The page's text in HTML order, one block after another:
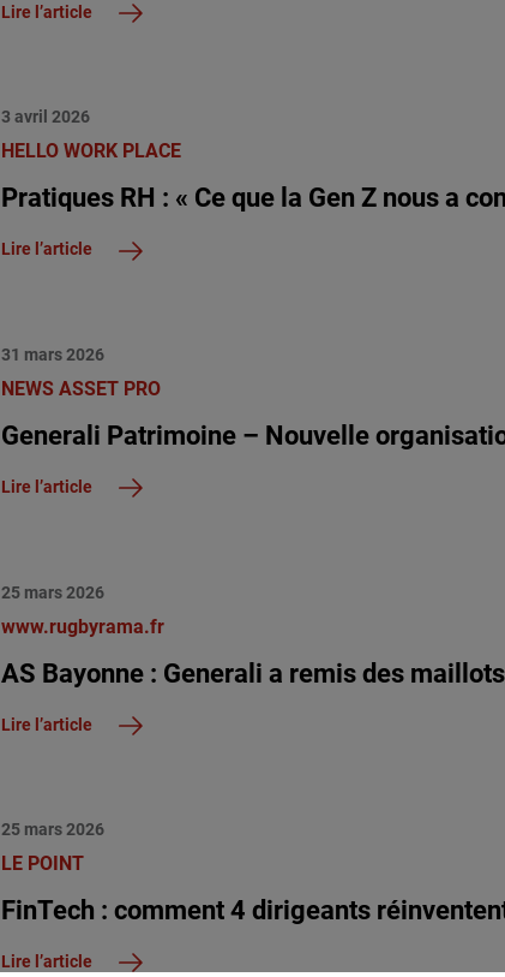
Lire l’article
3 avril 2026
HELLO WORK PLACE
Pratiques RH : « Ce que la Gen Z nous a
Lire l’article
31 mars 2026
NEWS ASSET PRO
Generali Patrimoine – Nouvelle
Lire l’article
25 mars 2026
www.rugbyrama.fr
AS Bayonne : Generali a remis des
Lire l’article
25 mars 2026
LE POINT
FinTech : comment 4 dirigeants
Lire l’article